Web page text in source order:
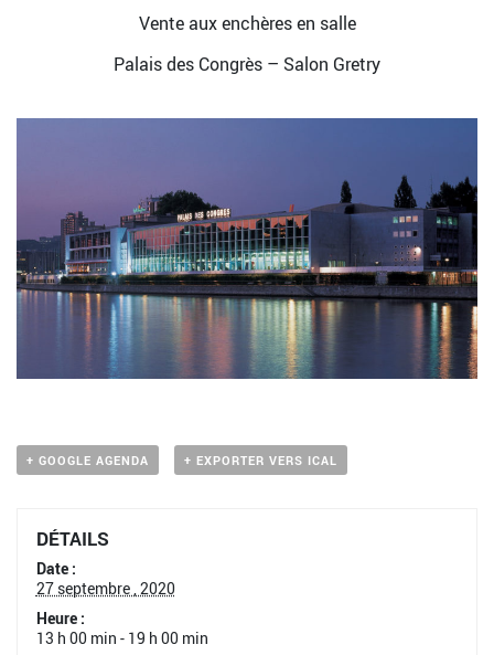
Vente aux enchères en salle
Palais des Congrès – Salon Gretry
+ GOOGLE AGENDA + EXPORTER VERS ICAL
DÉTAILS
Date :
27 septembre , 2020
Heure :
13 h 00 min - 19 h 00 min